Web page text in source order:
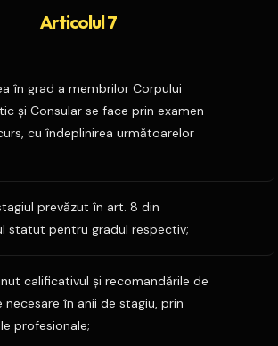
Articolul 7
în grad a membrilor Corpului
şi Consular se face prin examen
cu îndeplinirea următoarelor
prevăzut în art. 8 din
statut pentru gradul respectiv;
calificativul şi recomandările de
necesare în anii de stagiu, prin
profesionale;